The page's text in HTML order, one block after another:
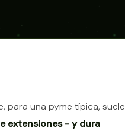
para una pyme típica, suele
extensiones - y dura